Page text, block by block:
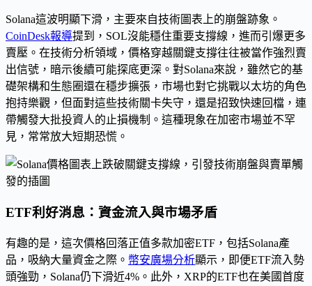
Solana這波明顯下滑，主要來自技術圖表上的崩盤跡象。
CoinDesk報導提到，SOL沒能穩住重要支撐線，進而引爆更多
賣壓。在技術分析領域，價格穿越關鍵支撐往往被當作強烈賣
出信號，暗示後續可能探底更深。對Solana來說，雖然它的基
礎架構和生態圈還在穩步擴張，市場也對它挑戰以太坊的角色
抱持樂觀，但面對這些技術關卡失守，還是招致快速回檔，連
帶觸發大批投資人的止損機制。這種現象在加密市場並不罕
見，常常放大短期恐慌。
ETF利好消息：資金流入與市場矛盾
有趣的是，這次價格回落正值多款加密ETF，包括Solana產
品，吸納大量資金之際。 幣安廣場分析顯示，即便ETF流入勢
頭強勁，Solana仍下滑近4%。此外，XRP的ETF也在美國首度